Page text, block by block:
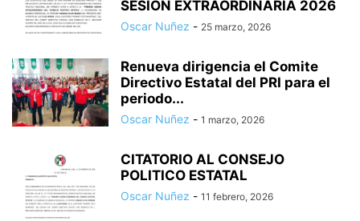
SESION EXTRAORDINARIA 2026
Oscar Nuñez - 25 marzo, 2026
Renueva dirigencia el Comite
Directivo Estatal del PRI para el
periodo...
Oscar Nuñez - 1 marzo, 2026
CITATORIO AL CONSEJO
POLITICO ESTATAL
Oscar Nuñez - 11 febrero, 2026